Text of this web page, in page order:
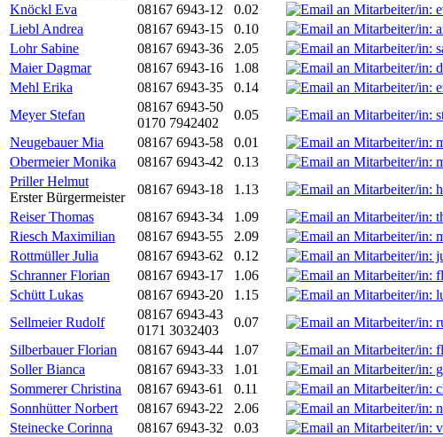
Knöckl Eva
08167 6943-12 0.02
Liebl Andrea
08167 6943-15 0.10
Lohr Sabine
08167 6943-36 2.05
Maier Dagmar
08167 6943-16 1.08
Mehl Erika
08167 6943-35 0.14
Meyer Stefan
08167 6943-50
0170 7942402
0.05
Neugebauer Mia
08167 6943-58 0.01
Obermeier Monika
08167 6943-42 0.13
Priller Helmut
Erster Bürgermeister
08167 6943-18 1.13
Reiser Thomas
08167 6943-34 1.09
Riesch Maximilian
08167 6943-55 2.09
Rottmüller Julia
08167 6943-62 0.12
Schranner Florian
08167 6943-17 1.06
Schütt Lukas
08167 6943-20 1.15
Sellmeier Rudolf
08167 6943-43
0171 3032403
0.07
Silberbauer Florian
08167 6943-44 1.07
Soller Bianca
08167 6943-33 1.01
Sommerer Christina
08167 6943-61 0.11
Sonnhütter Norbert
08167 6943-22 2.06
Steinecke Corinna
08167 6943-32 0.03